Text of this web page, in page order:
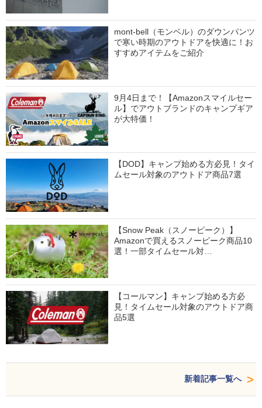
mont-bell（モンベル）のダウンパンツ
で寒い時期のアウトドアを快適に！お
すすめアイテムをご紹介
9月4日まで！【Amazonスマイルセー
ル】でアウトブランドのキャンプギア
が大特価！
【DOD】キャンプ始める方必見！タイ
ムセール対象のアウトドア商品7選
【Snow Peak（スノーピーク）】
Amazonで買えるスノーピーク商品10
選！一部タイムセール対…
【コールマン】キャンプ始める方必
見！タイムセール対象のアウトドア商
品5選
新着記事一覧へ